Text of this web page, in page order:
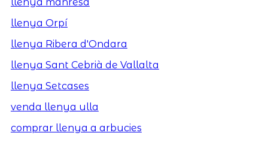
llenya Orpí
llenya Ribera d'Ondara
llenya Sant Cebrià de Vallalta
llenya Setcases
venda llenya ulla
comprar llenya a arbucies